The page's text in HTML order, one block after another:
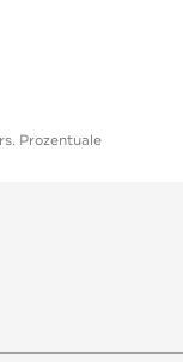
Prozentuale